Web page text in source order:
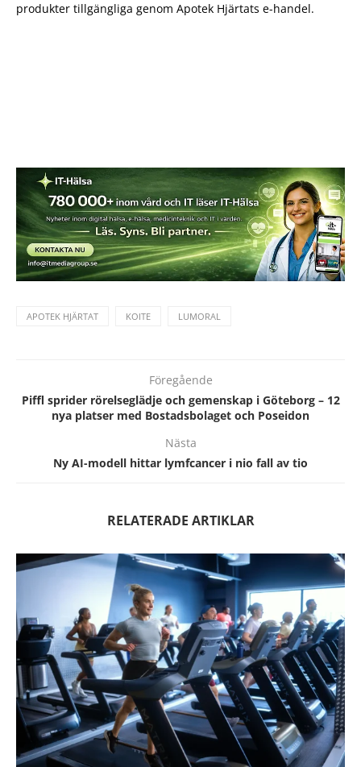
produkter tillgängliga genom Apotek Hjärtats e-handel.
APOTEK HJÄRTAT KOITE LUMORAL
Föregående
Piffl sprider rörelseglädje och gemenskap i Göteborg – 12
nya platser med Bostadsbolaget och Poseidon
Nästa
Ny AI-modell hittar lymfcancer i nio fall av tio
RELATERADE ARTIKLAR